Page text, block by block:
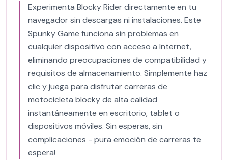
Experimenta Blocky Rider directamente en tu
navegador sin descargas ni instalaciones. Este
Spunky Game funciona sin problemas en
cualquier dispositivo con acceso a Internet,
eliminando preocupaciones de compatibilidad y
requisitos de almacenamiento. Simplemente haz
clic y juega para disfrutar carreras de
motocicleta blocky de alta calidad
instantáneamente en escritorio, tablet o
dispositivos móviles. Sin esperas, sin
complicaciones - pura emoción de carreras te
espera!